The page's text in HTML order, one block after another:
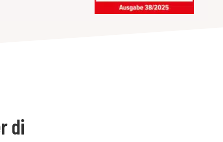
di